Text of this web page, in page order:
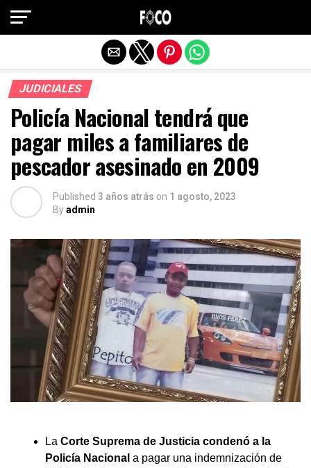
JUDICIALES
Policía Nacional tendrá que
pagar miles a familiares de
pescador asesinado en 2009
Published 3 años atrás on 1 agosto, 2023
Byadmin
La Corte Suprema de Justicia condenó a la
Policía Nacional a pagar una indemnización de
Salir de la versión móvil